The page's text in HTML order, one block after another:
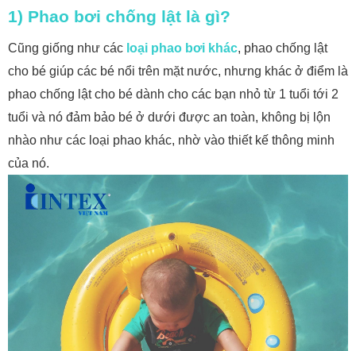
1) Phao bơi chống lật là gì?
Cũng giống như các loại phao bơi khác, phao chống lật
cho bé giúp các bé nổi trên mặt nước, nhưng khác ở điểm là
phao chống lật cho bé dành cho các bạn nhỏ từ 1 tuổi tới 2
tuổi và nó đảm bảo bé ở dưới được an toàn, không bị lộn
nhào như các loại phao khác, nhờ vào thiết kế thông minh
của nó.